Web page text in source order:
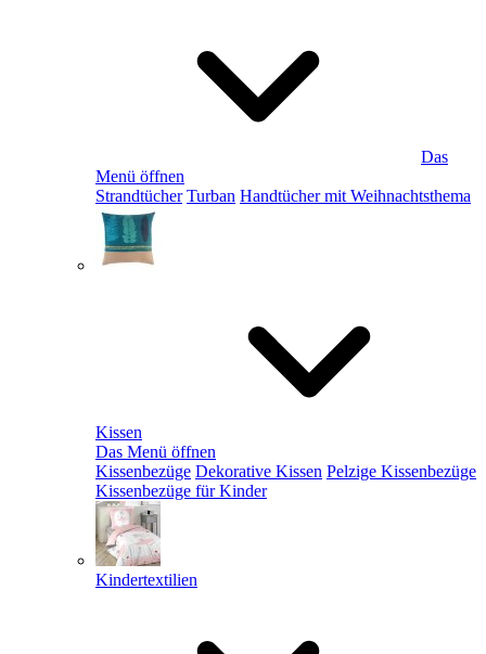
Das
Menü öffnen
Strandtücher Turban Handtücher mit Weihnachtsthema
Kissen
Das Menü öffnen
Kissenbezüge Dekorative Kissen Pelzige Kissenbezüge
Kissenbezüge für Kinder
Kindertextilien